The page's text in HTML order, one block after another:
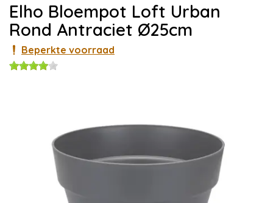
Elho Bloempot Loft Urban
Rond Antraciet Ø25cm
Beperkte voorraad